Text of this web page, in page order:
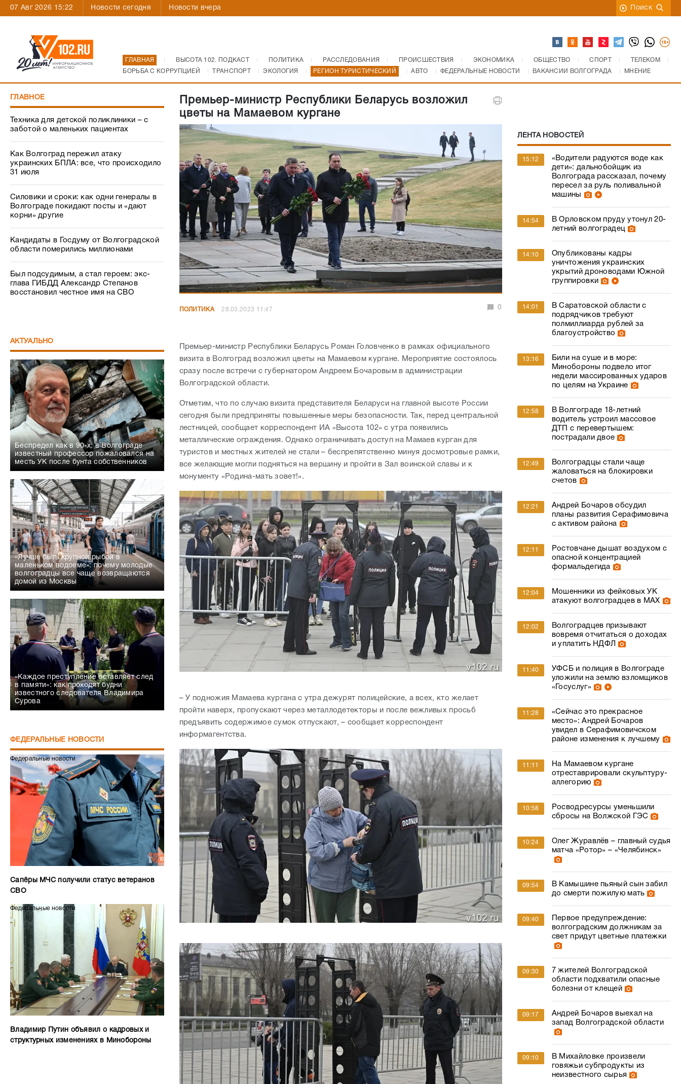
07 Авг 2026 15:22 Новости сегодня Новости вчера Поиск
ГЛАВНАЯ ВЫСОТА 102. ПОДКАСТ ПОЛИТИКА РАССЛЕДОВАНИЯ ПРОИСШЕСТВИЯ ЭКОНОМИКА ОБЩЕСТВО СПОРТ
ТЕЛЕКОМ
БОРЬБА С КОРРУПЦИЕЙ
ТРАНСПОРТ ЭКОЛОГИЯ РЕГИОН ТУРИСТИЧЕСКИЙ АВТО ФЕДЕРАЛЬНЫЕ НОВОСТИ ВАКАНСИИ ВОЛГОГРАДА МНЕНИЕ
ГЛАВНОЕ
Техника для детской поликлиники – с
заботой о маленьких пациентах
Как Волгоград пережил атаку
украинских БПЛА: все, что происходило
31 июля
Силовики и сроки: как одни генералы в
Волгограде покидают посты и «дают
корни» другие
Кандидаты в Госдуму от Волгоградской
области померились миллионами
Был подсудимым, а стал героем: экс-
глава ГИБДД Александр Степанов
восстановил честное имя на СВО
АКТУАЛЬНО
Беспредел как в 90-х: в Волгограде
известный профессор пожаловался на
месть УК после бунта собственников
«Лучше быть крупной рыбой в
маленьком водоеме»: почему молодые
волгоградцы все чаще возвращаются
домой из Москвы
«Каждое преступление оставляет след
в памяти»: как проходят будни
известного следователя Владимира
Сурова
ФЕДЕРАЛЬНЫЕ НОВОСТИ
Федеральные новости
Сапёры МЧС получили статус ветеранов
СВО
Федеральные новости
Владимир Путин объявил о кадровых и
структурных изменениях в Минобороны
Премьер-министр Республики Беларусь возложил
цветы на Мамаевом кургане
ПОЛИТИКА 28.03.2023 11:47 0
Премьер-министр Республики Беларусь Роман Головченко в рамках официального
визита в Волгоград возложил цветы на Мамаевом кургане. Мероприятие состоялось
сразу после встречи с губернатором Андреем Бочаровым в администрации
Волгоградской области.
Отметим, что по случаю визита представителя Беларуси на главной высоте России
сегодня были предприняты повышенные меры безопасности. Так, перед центральной
лестницей, сообщает корреспондент ИА «Высота 102» с утра появились
металлические ограждения. Однако ограничивать доступ на Мамаев курган для
туристов и местных жителей не стали – беспрепятственно минуя досмотровые рамки,
все желающие могли подняться на вершину и пройти в Зал воинской славы и к
монументу «Родина-мать зовет!».
– У подножия Мамаева кургана с утра дежурят полицейские, а всех, кто желает
пройти наверх, пропускают через металлодетекторы и после вежливых просьб
предъявить содержимое сумок отпускают, – сообщает корреспондент
информагентства.
ЛЕНТА НОВОСТЕЙ
15:12
«Водители радуются воде как
дети»: дальнобойщик из
Волгограда рассказал, почему
пересел за руль поливальной
машины
14:54
В Орловском пруду утонул 20-
летний волгоградец
14:10
Опубликованы кадры
уничтожения украинских
укрытий дроноводами Южной
группировки
14:01
В Саратовской области с
подрядчиков требуют
полмиллиарда рублей за
благоустройство
13:16
Били на суше и в море:
Минобороны подвело итог
недели массированных ударов
по целям на Украине
12:58
В Волгограде 18-летний
водитель устроил массовое
ДТП с перевертышем:
пострадали двое
12:49
Волгоградцы стали чаще
жаловаться на блокировки
счетов
12:21
Андрей Бочаров обсудил
планы развития Серафимовича
с активом района
12:11
Ростовчане дышат воздухом с
опасной концентрацией
формальдегида
12:04
Мошенники из фейковых УК
атакуют волгоградцев в МАХ
12:02
Волгоградцев призывают
вовремя отчитаться о доходах
и уплатить НДФЛ
11:40
УФСБ и полиция в Волгограде
уложили на землю взломщиков
«Госуслуг»
11:28
«Сейчас это прекрасное
место»: Андрей Бочаров
увидел в Серафимовичском
районе изменения к лучшему
11:11
На Мамаевом кургане
отреставрировали скульптуру-
аллегорию
10:58
Росводресурсы уменьшили
сбросы на Волжской ГЭС
10:24
Олег Журавлёв – главный судья
матча «Ротор» – «Челябинск»
09:54
В Камышине пьяный сын забил
до смерти пожилую мать
09:40
Первое предупреждение:
волгоградским должникам за
свет придут цветные платежки
09:30
7 жителей Волгоградской
области подхватили опасные
болезни от клещей
09:17
Андрей Бочаров выехал на
запад Волгоградской области
09:10
В Михайловке произвели
говяжьи субпродукты из
неизвестного сырья